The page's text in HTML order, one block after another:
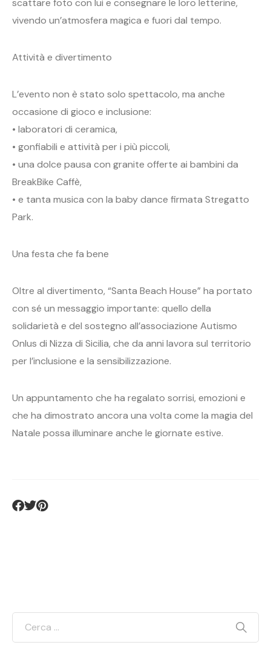
scattare foto con lui e consegnare le loro letterine,
vivendo un’atmosfera magica e fuori dal tempo.
Attività e divertimento
L’evento non è stato solo spettacolo, ma anche
occasione di gioco e inclusione:
• laboratori di ceramica,
• gonfiabili e attività per i più piccoli,
• una dolce pausa con granite offerte ai bambini da
BreakBike Caffè,
• e tanta musica con la baby dance firmata Stregatto
Park.
Una festa che fa bene
Oltre al divertimento, “Santa Beach House” ha portato
con sé un messaggio importante: quello della
solidarietà e del sostegno all’associazione Autismo
Onlus di Nizza di Sicilia, che da anni lavora sul territorio
per l’inclusione e la sensibilizzazione.
Un appuntamento che ha regalato sorrisi, emozioni e
che ha dimostrato ancora una volta come la magia del
Natale possa illuminare anche le giornate estive.